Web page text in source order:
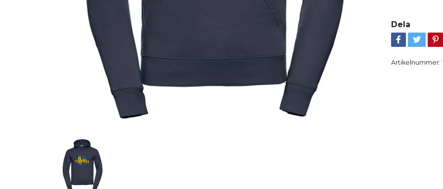
Dela
Artikelnummer: